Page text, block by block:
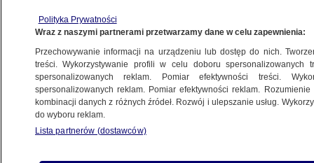
krajach. "Przekręt stulecia"
ŚWIAT
Zjednoczenie dwóch europejskich
państw? "Spójrzcie, co dzieje się
na świecie"
ŚWIAT
Polityka Prywatności
Wraz z naszymi partnerami przetwarzamy dane w celu zapewnienia:
Przechowywanie informacji na urządzeniu lub dostęp do nich.
treści. Wykorzystywanie profili w celu doboru spersonalizowanych
spersonalizowanych reklam. Pomiar efektywności treści.
spersonalizowanych reklam. Pomiar efektywności reklam.
kombinacji danych z różnych źródeł. Rozwój i ulepszanie usług.
do wyboru reklam.
Lista partnerów (dostawców)